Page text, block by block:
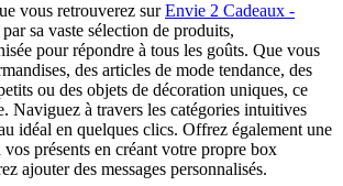
vous retrouverez surEnvie 2 Cadeaux -
sa vaste sélection de produits,
pour répondre à tous les goûts. Que vous
des articles de mode tendance, des
ou des objets de décoration uniques, ce
Naviguez à travers les catégories intuitives
idéal en quelques clics. Offrez également une
présents en créant votre propre box
ajouter des messages personnalisés.